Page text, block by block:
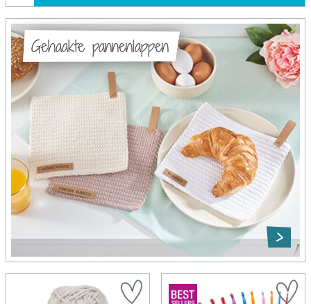
Gehaakte pannenlappen